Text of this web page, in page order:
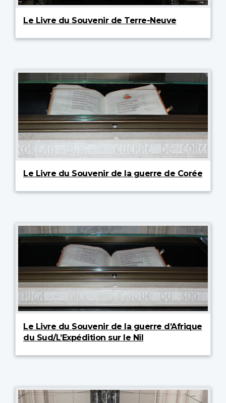
Le Livre du Souvenir de Terre-Neuve
Le Livre du Souvenir de la guerre de Corée
Le Livre du Souvenir de la guerre d’Afrique
du Sud/L’Expédition sur le Nil